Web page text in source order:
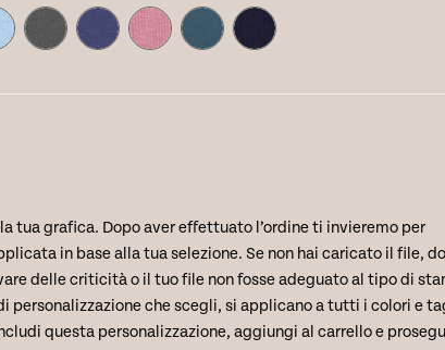
tua grafica. Dopo aver effettuato l’ordine ti invieremo per
in base alla tua selezione. Se non hai caricato il file,
delle criticità o il tuo file non fosse adeguato al tipo di
che scegli, si applicano a tutti i colori e
questa personalizzazione, aggiungi al carrello e